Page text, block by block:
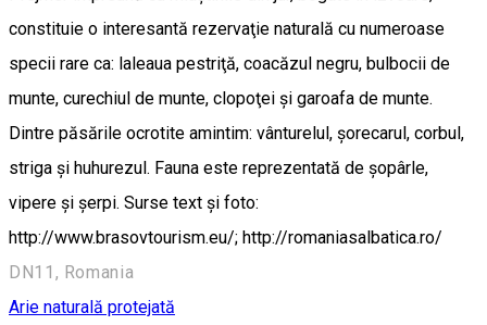
constituie o interesantă rezervaţie naturală cu numeroase
specii rare ca: laleaua pestriţă, coacăzul negru, bulbocii de
munte, curechiul de munte, clopoţei şi garoafa de munte.
Dintre păsările ocrotite amintim: vânturelul, şorecarul, corbul,
striga şi huhurezul. Fauna este reprezentată de şopârle,
vipere şi şerpi. Surse text și foto:
http://www.brasovtourism.eu/; http://romaniasalbatica.ro/
DN11, Romania
Arie naturală protejată